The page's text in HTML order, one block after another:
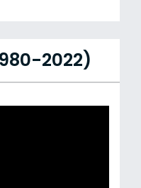
2022)